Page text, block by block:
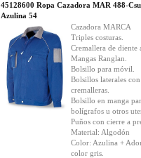
45128600 Ropa Cazadora MAR 488-
Azulina 54
Cazadora MARCA
Triples costuras.
Cremallera de diente
Mangas Ranglan.
Bolsillo para móvil.
Bolsillos laterales con
cremalleras.
Bolsillo en manga
bolígrafos u otros
Puños con cierre a
Material: Algodón
Color: Azulina +
color gris.